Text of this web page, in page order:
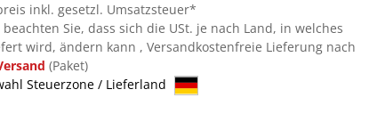
inkl. gesetzl. Umsatzsteuer*
beachten Sie, dass sich die USt. je nach Land, in welches
wird, ändern kann , Versandkostenfreie Lieferung nach
(Paket)
Steuerzone / Lieferland